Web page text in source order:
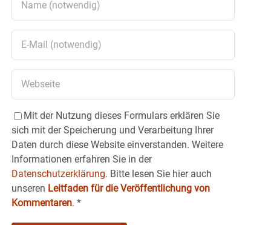
Mit der Nutzung dieses Formulars erklären Sie
sich mit der Speicherung und Verarbeitung Ihrer
Daten durch diese Website einverstanden. Weitere
Informationen erfahren Sie in der
Datenschutzerklärung. Bitte lesen Sie hier auch
unseren Leitfaden für die Veröffentlichung von
Kommentaren. *